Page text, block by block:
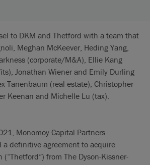
to DKM and Thetford with a team that
Meghan McKeever, Heding Yang,
(corporate/M&A), Ellie Kang
Jonathan Wiener and Emily Durling
Tanenbaum (real estate), Christopher
Keenan and Michelle Lu (tax).
Monomoy Capital Partners
a definitive agreement to acquire
from The Dyson-Kissner-